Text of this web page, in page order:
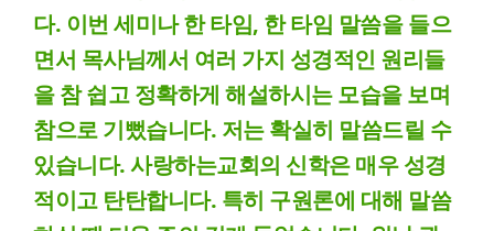
다. 이번 세미나 한 타임, 한 타임 말씀을 들으
면서 목사님께서 여러 가지 성경적인 원리들
을 참 쉽고 정확하게 해설하시는 모습을 보며
참으로 기뻤습니다. 저는 확실히 말씀드릴 수
있습니다. 사랑하는교회의 신학은 매우 성경
적이고 탄탄합니다. 특히 구원론에 대해 말씀